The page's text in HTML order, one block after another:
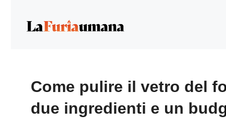
Come pulire il vetro del
due ingredienti e un